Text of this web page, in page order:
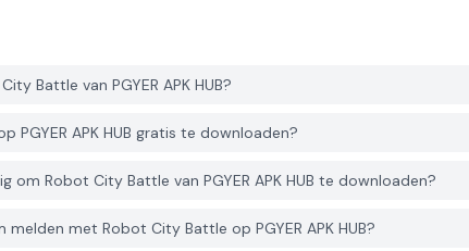
Battle van PGYER APK HUB?
PGYER APK HUB gratis te downloaden?
om Robot City Battle van PGYER APK HUB te downloaden?
melden met Robot City Battle op PGYER APK HUB?